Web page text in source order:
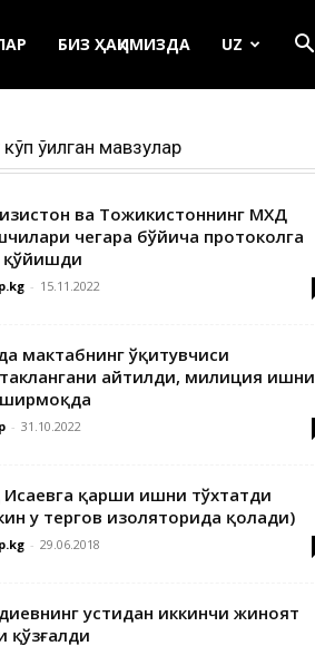
БИЗ ҲАҚИМИЗДА UZ
ўқилган мавзулар
ва Тожикистоннинг МХДҚ
чегара бўйича протоколга
қўйишди
- 15.11.2022
мактабнинг ўқитувчиси
айтилди, милиция ишни
- 31.10.2022
Исаевга қарши ишни тўхтатди
у тергов изоляторида қолади)
- 29.06.2018
устидан иккинчи жиноят
қўзғалди